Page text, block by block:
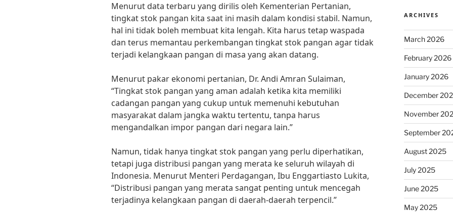
Menurut data terbaru yang dirilis oleh Kementerian Pertanian,
tingkat stok pangan kita saat ini masih dalam kondisi stabil. Namun,
hal ini tidak boleh membuat kita lengah. Kita harus tetap waspada
dan terus memantau perkembangan tingkat stok pangan agar tidak
terjadi kelangkaan pangan di masa yang akan datang.
Menurut pakar ekonomi pertanian, Dr. Andi Amran Sulaiman,
“Tingkat stok pangan yang aman adalah ketika kita memiliki
cadangan pangan yang cukup untuk memenuhi kebutuhan
masyarakat dalam jangka waktu tertentu, tanpa harus
mengandalkan impor pangan dari negara lain.”
Namun, tidak hanya tingkat stok pangan yang perlu diperhatikan,
tetapi juga distribusi pangan yang merata ke seluruh wilayah di
Indonesia. Menurut Menteri Perdagangan, Ibu Enggartiasto Lukita,
“Distribusi pangan yang merata sangat penting untuk mencegah
terjadinya kelangkaan pangan di daerah-daerah terpencil.”
ARCHIVES
March 2026
February 2026
January 2026
December
November
September
August 2025
July 2025
June 2025
May 2025